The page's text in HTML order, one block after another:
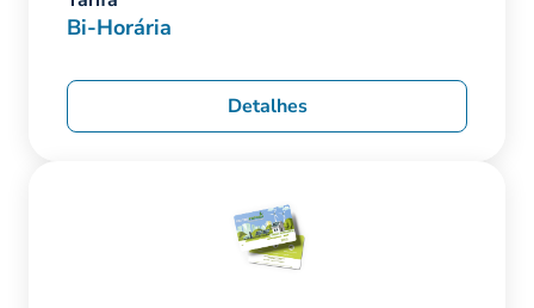
Bi-Horária
Detalhes